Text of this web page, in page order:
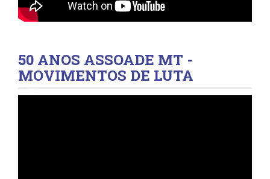
50 ANOS ASSOADE MT -
MOVIMENTOS DE LUTA